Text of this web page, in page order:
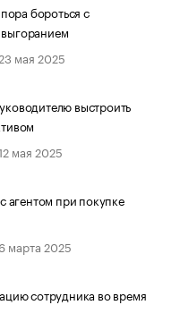
бороться с
мая 2025
выстроить
мая 2025
агентом при покупке
6 марта 2025
сотрудника во время